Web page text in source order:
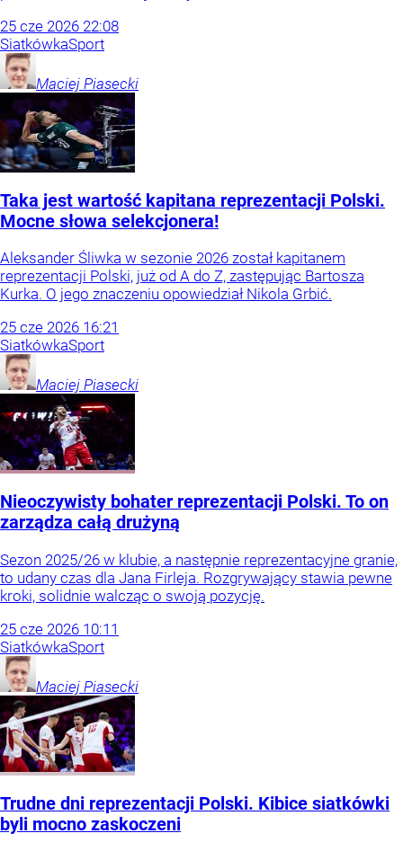
25 cze 2026 22:08
SiatkówkaSport
Maciej Piasecki
Taka jest wartość kapitana reprezentacji Polski.
Mocne słowa selekcjonera!
Aleksander Śliwka w sezonie 2026 został kapitanem
reprezentacji Polski, już od A do Z, zastępując Bartosza
Kurka. O jego znaczeniu opowiedział Nikola Grbić.
25 cze 2026 16:21
SiatkówkaSport
Maciej Piasecki
Nieoczywisty bohater reprezentacji Polski. To on
zarządza całą drużyną
Sezon 2025/26 w klubie, a następnie reprezentacyjne granie,
to udany czas dla Jana Firleja. Rozgrywający stawia pewne
kroki, solidnie walcząc o swoją pozycję.
25 cze 2026 10:11
SiatkówkaSport
Maciej Piasecki
Trudne dni reprezentacji Polski. Kibice siatkówki
byli mocno zaskoczeni